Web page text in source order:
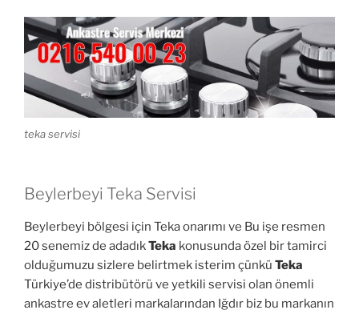
teka servisi
Beylerbeyi Teka Servisi
Beylerbeyi bölgesi için Teka onarımı ve Bu işe resmen
20 senemiz de adadıkTeka konusunda özel bir tamirci
olduğumuzu sizlere belirtmek isterim çünkü Teka
Türkiye’de distribütörü ve yetkili servisi olan önemli
ankastre ev aletleri markalarından Iğdır biz bu markanın